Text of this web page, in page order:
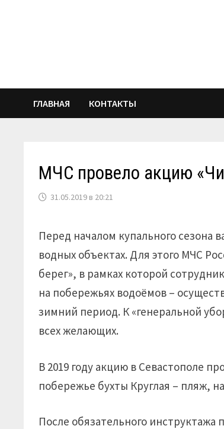
ГЛАВНАЯ КОНТАКТЫ
МЧС провело акцию
31.05.2019 в 20:21
Перед началом купального сезона
водных объектах. Для этого МЧС
берег», в рамках которой
на побережьях водоёмов –
зимний период. К «генеральной
всех желающих.
В 2019 году акцию в Севастополе
побережье бухты Круглая – пляж,
После обязательного